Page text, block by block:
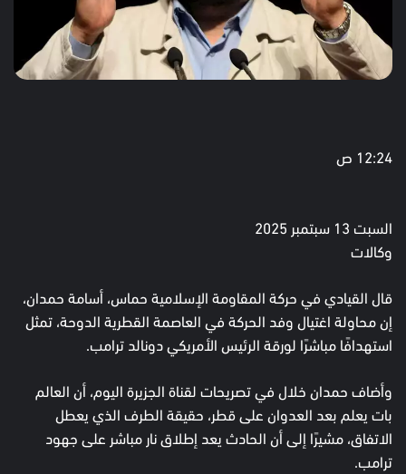
12:24 ص
السبت 13 سبتمبر 2025
وكالات
قال القيادي في حركة المقاومة الإسلامية حماس، أسامة حمدان،
إن محاولة اغتيال وفد الحركة في العاصمة القطرية الدوحة، تمثل
استهدافًا مباشرًا لورقة الرئيس الأمريكي دونالد ترامب.
وأضاف حمدان خلال في تصريحات لقناة الجزيرة اليوم، أن العالم
بات يعلم بعد العدوان على قطر، حقيقة الطرف الذي يعطل
الاتفاق، مشيرًا إلى أن الحادث يعد إطلاق نار مباشر على جهود
ترامب.